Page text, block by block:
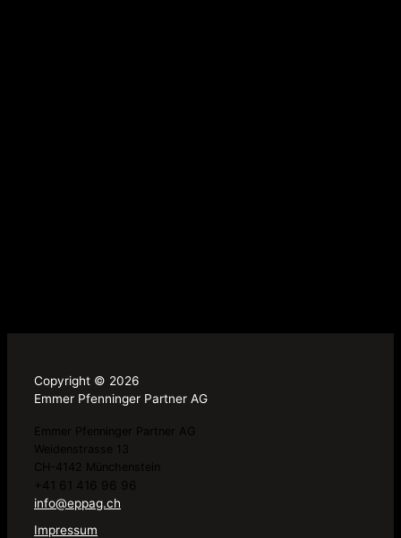
Copyright © 2026
Emmer Pfenninger Partner AG
Emmer Pfenninger Partner AG
Weidenstrasse 13
CH-4142 Münchenstein
+41 61 416 96 96
info@eppag.ch
Impressum